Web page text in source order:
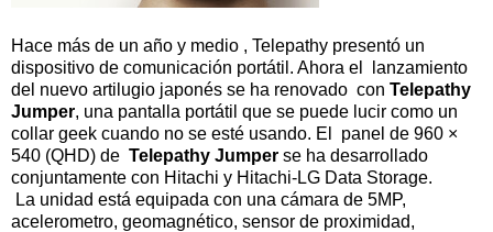
Hace más de un año y medio , Telepathy presentó un
dispositivo de comunicación portátil. Ahora el lanzamiento
del nuevo artilugio japonés se ha renovado con Telepathy
Jumper, una pantalla portátil que se puede lucir como un
collar geek cuando no se esté usando. El panel de 960 ×
540 (QHD) de Telepathy Jumper se ha desarrollado
conjuntamente con Hitachi y Hitachi-LG Data Storage.
La unidad está equipada con una cámara de 5MP,
acelerometro, geomagnético, sensor de proximidad,